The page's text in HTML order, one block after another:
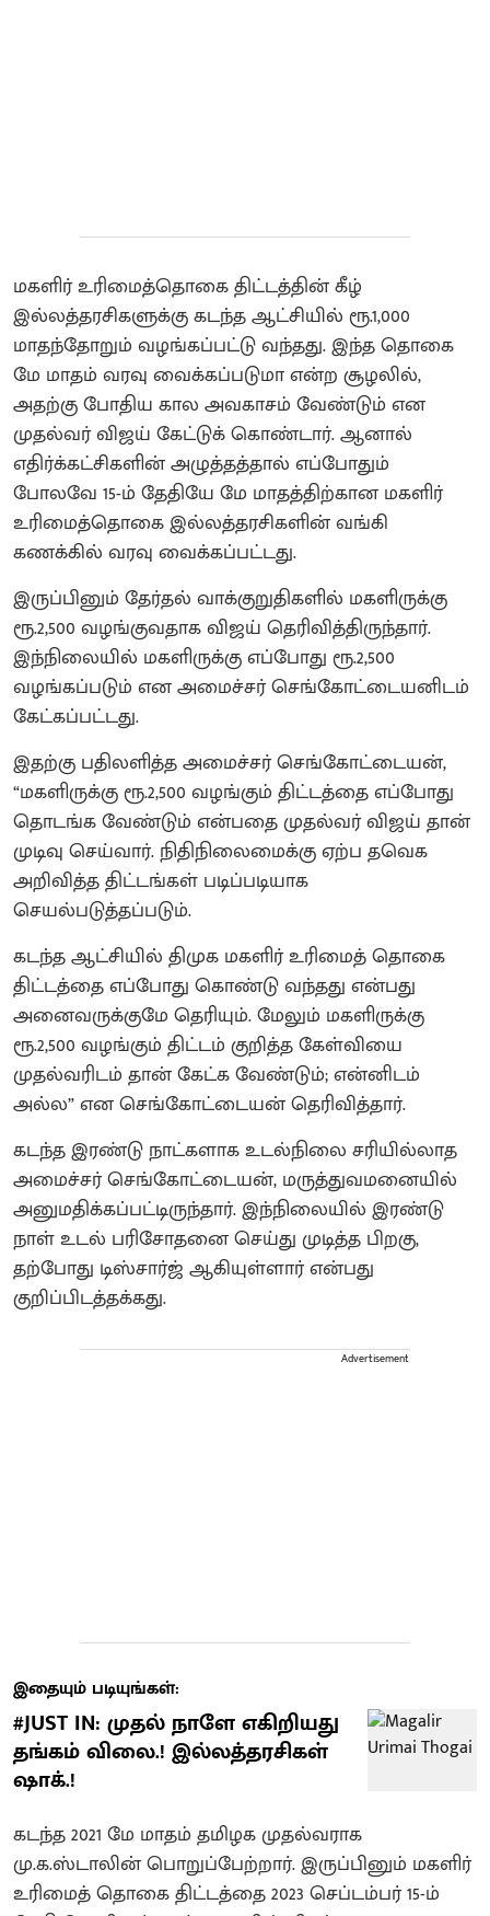
மகளிர் உரிமைத்தொகை திட்டத்தின் கீழ்
இல்லத்தரசிகளுக்கு கடந்த ஆட்சியில் ரூ.1,000
மாதந்தோறும் வழங்கப்பட்டு வந்தது. இந்த தொகை
மே மாதம் வரவு வைக்கப்படுமா என்ற சூழலில்,
அதற்கு போதிய கால அவகாசம் வேண்டும் என
முதல்வர் விஜய் கேட்டுக் கொண்டார். ஆனால்
எதிர்க்கட்சிகளின் அழுத்தத்தால் எப்போதும்
போலவே 15-ம் தேதியே மே மாதத்திற்கான மகளிர்
உரிமைத்தொகை இல்லத்தரசிகளின் வங்கி
கணக்கில் வரவு வைக்கப்பட்டது.
இருப்பினும் தேர்தல் வாக்குறுதிகளில் மகளிருக்கு
ரூ.2,500 வழங்குவதாக விஜய் தெரிவித்திருந்தார்.
இந்நிலையில் மகளிருக்கு எப்போது ரூ.2,500
வழங்கப்படும் என அமைச்சர் செங்கோட்டையனிடம்
கேட்கப்பட்டது.
இதற்கு பதிலளித்த அமைச்சர் செங்கோட்டையன்,
“மகளிருக்கு ரூ.2,500 வழங்கும் திட்டத்தை எப்போது
தொடங்க வேண்டும் என்பதை முதல்வர் விஜய் தான்
முடிவு செய்வார். நிதிநிலைமைக்கு ஏற்ப தவெக
அறிவித்த திட்டங்கள் படிப்படியாக
செயல்படுத்தப்படும்.
கடந்த ஆட்சியில் திமுக மகளிர் உரிமைத் தொகை
திட்டத்தை எப்போது கொண்டு வந்தது என்பது
அனைவருக்குமே தெரியும். மேலும் மகளிருக்கு
ரூ.2,500 வழங்கும் திட்டம் குறித்த கேள்வியை
முதல்வரிடம் தான் கேட்க வேண்டும்; என்னிடம்
அல்ல” என செங்கோட்டையன் தெரிவித்தார்.
கடந்த இரண்டு நாட்களாக உடல்நிலை சரியில்லாத
அமைச்சர் செங்கோட்டையன், மருத்துவமனையில்
அனுமதிக்கப்பட்டிருந்தார். இந்நிலையில் இரண்டு
நாள் உடல் பரிசோதனை செய்து முடித்த பிறகு,
தற்போது டிஸ்சார்ஜ் ஆகியுள்ளார் என்பது
குறிப்பிடத்தக்கது.
Advertisement
இதையும் படியுங்கள்:
#JUST IN: முதல் நாளே எகிறியது
தங்கம் விலை.! இல்லத்தரசிகள்
ஷாக்.!
கடந்த 2021 மே மாதம் தமிழக முதல்வராக
மு.க.ஸ்டாலின் பொறுப்பேற்றார். இருப்பினும் மகளிர்
உரிமைத் தொகை திட்டத்தை 2023 செப்டம்பர் 15-ம்